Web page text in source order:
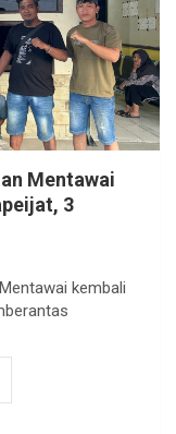
Mentawai
3
kembali